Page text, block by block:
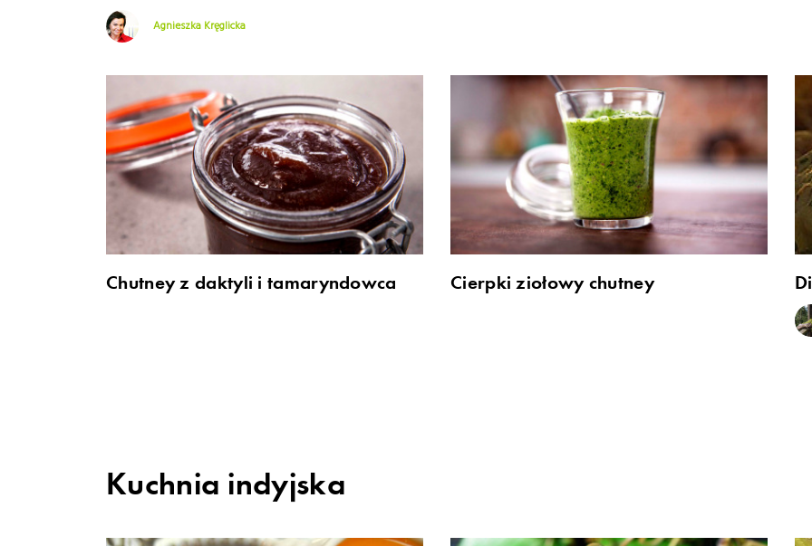
Agnieszka Kręglicka
Chutney z daktyli i tamaryndowca Cierpki ziołowy chutney
Kuchnia indyjska